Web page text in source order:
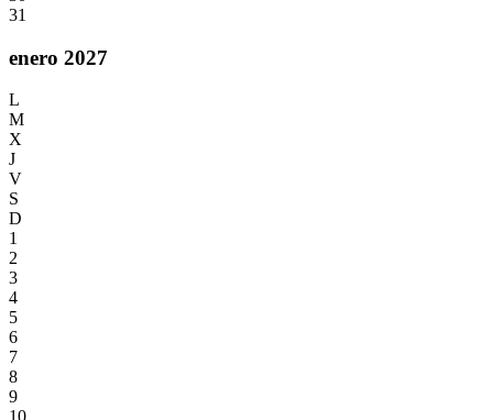
31
enero 2027
L
M
X
J
V
S
D
1
2
3
4
5
6
7
8
9